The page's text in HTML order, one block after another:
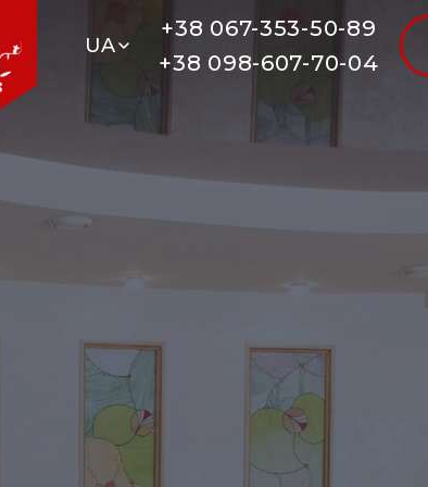
UA
+38 067-353-50-89
+38 098-607-70-04